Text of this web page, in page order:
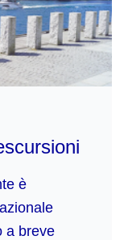
è
a breve